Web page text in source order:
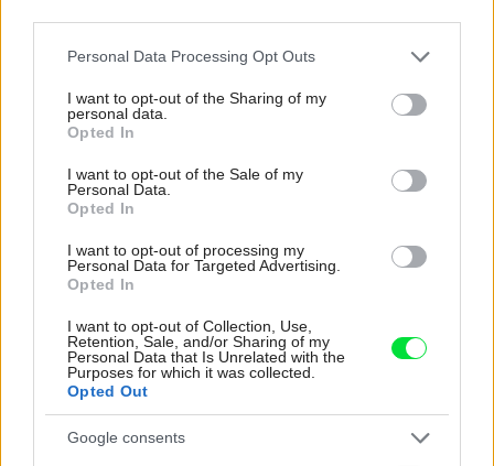
Please note that this website/app uses one or more Google
not limited to your visit or usage behaviour. You may click to
grant or deny consent to Google and its third-party tags to
use your data for below specified purposes in below Google
consent section.
Personal Data Processing Opt Outs
I want to opt-out of the Sharing of my
personal data.
Opted In
I want to opt-out of the Sale of my
Personal Data.
Opted In
I want to opt-out of processing my
Personal Data for Targeted Advertising.
Opted In
I want to opt-out of Collection, Use,
Retention, Sale, and/or Sharing of my
Personal Data that Is Unrelated with the
Purposes for which it was collected.
Opted Out
Google consents
Najčítanejšie Za týždeň Za mesiac
Deti odrástli, rodičia majú bývanie presne podľa
seba. V novom dome je všetko pre ich život i
návštevy vnúčat
Žije pri lese, chová sliepky a uspáva ju rieka.
Miestni remeselníci vytvorili bývanie, ktoré vyzerá
K bytu ladili aj škáry v obklade. Majitelia zbúrali
stereotyp, bývanie vyzerá ako z filmov svojského
režiséra
Pridajte túto surovinu do prania, obliečky budú